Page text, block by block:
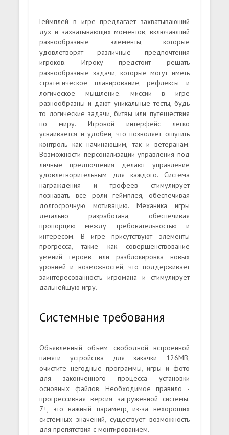
Геймплей в игре предлагает захватывающий
дух и захватывающих моментов, включающий
разнообразные элементы, которые
удовлетворят различные предпочтения
игроков. Игроку предстоит решать
разнообразные задачи, которые могут иметь
стратегическое планирование, рефлексы и
логическое мышление. миссии в игре
разнообразны и дают уникальные тесты, будь
то логические задачи, битвы или путешествия
по миру. Игровой интерфейс легко
усваивается и удобен, что позволяет ощутить
контроль как начинающим, так и ветеранам.
Возможности персонализации управления под
личные предпочтения делают управление
удовлетворительным для каждого. Система
награждения и трофеев стимулирует
познавать все роли геймплея, обеспечивая
долгосрочную мотивацию. Механика игры
детально разработана, обеспечивая
пропорцию между требовательностью и
интересом. В игре присутствуют элементы
прогресса, такие как совершенствование
умений героев или разблокировка новых
уровней и возможностей, что поддерживает
заинтересованность игромана и стимулирует
дальнейшую игру.
Системные требования
Объявленный объем свободной встроенной
памяти устройства для закачки 126MB,
очистите негодные программы, игры и фото
для законченного процесса установки
основных файлов. Необходимое правило -
прогрессивная версия загруженной системы.
7+, это важный параметр, из-за нехороших
системных значений, существует возможность
для препятствия с монтированием.